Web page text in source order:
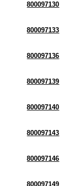
800097130
800097133
800097136
800097139
800097140
800097143
800097146
800097149